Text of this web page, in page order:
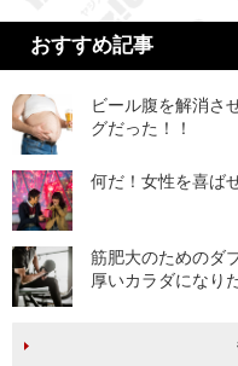
おすすめ記事
ビール腹を解消さ
グだった！！
何だ！女性を喜ば
筋肥大のためのダ
厚いカラダになり